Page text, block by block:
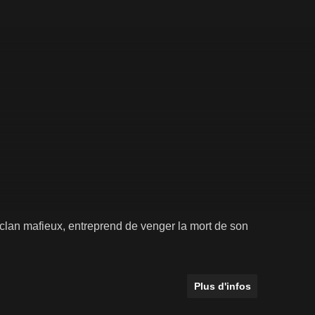
mafieux, entreprend de venger la mort de son
Plus d'infos